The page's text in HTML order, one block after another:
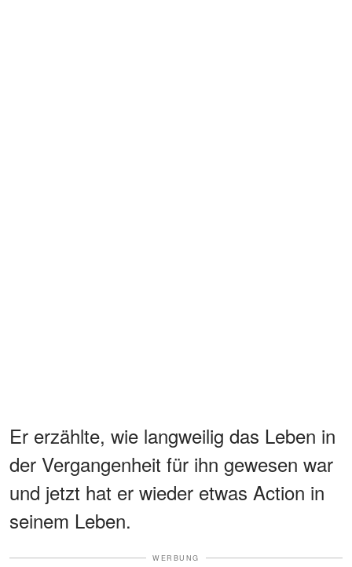
Er erzählte, wie langweilig das Leben in
der Vergangenheit für ihn gewesen war
und jetzt hat er wieder etwas Action in
seinem Leben.
WERBUNG